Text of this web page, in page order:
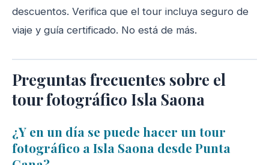
descuentos. Verifica que el tour incluya seguro de
viaje y guía certificado. No está de más.
Preguntas frecuentes sobre el
tour fotográfico Isla Saona
¿Y en un día se puede hacer un tour
fotográfico a Isla Saona desde Punta